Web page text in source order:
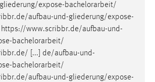
expose-bachelorarbeit/
aufbau-und-gliederung/expose-
www.scribbr.de/aufbau-und-
bachelorarbeit/
[...] de/aufbau-und-
bachelorarbeit/
aufbau-und-gliederung/expose-
mibew-chat-frame-style-
= Sitzungslaufzeit, mibew_locale = 3
= 1 Jahr